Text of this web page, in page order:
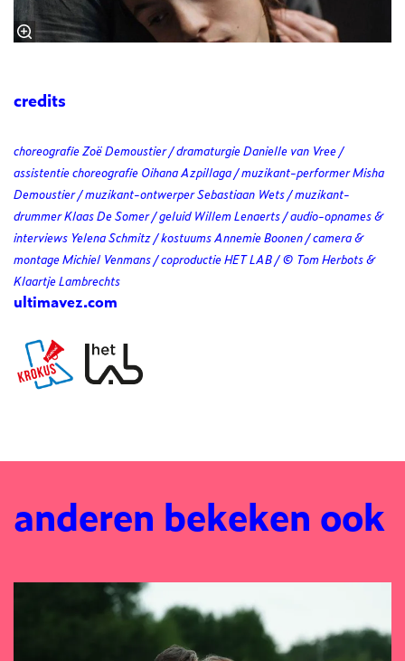
credits
choreografie Zoë Demoustier / dramaturgie Danielle van Vree /
assistentie choreografie Oihana Azpillaga / muzikant-performer Misha
Demoustier / muzikant-ontwerper Sebastiaan Wets / muzikant-
drummer Klaas De Somer / geluid Willem Lenaerts / audio-opnames &
interviews Yelena Schmitz / kostuums Annemie Boonen / camera &
montage Michiel Venmans / coproductie HET LAB / © Tom Herbots &
Klaartje Lambrechts
ultimavez.com
anderen bekeken ook